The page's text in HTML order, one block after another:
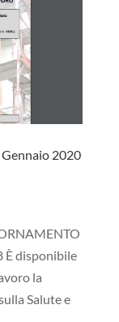
2020
È disponibile
la
Salute e